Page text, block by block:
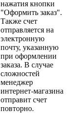
нажатия кнопки
"Оформить заказ".
Также счет
отправляется на
электронную
почту, указанную
при оформлении
заказа. В случае
сложностей
менеджер
интернет-магазина
отправит счет
повторно.